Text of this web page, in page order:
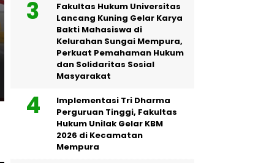
POLRI
Kapolres Binjai ajak PJU
Bersama Masyarakat di
Binjai
Fakultas Hukum Universitas
Lancang Kuning Gelar Karya
Bakti Mahasiswa di
Kelurahan Sungai Mempura,
Perkuat Pemahaman Hukum
dan Solidaritas Sosial
Masyarakat
Implementasi Tri Dharma
Perguruan Tinggi, Fakultas
Hukum Unilak Gelar KBM
2026 di Kecamatan
Mempura